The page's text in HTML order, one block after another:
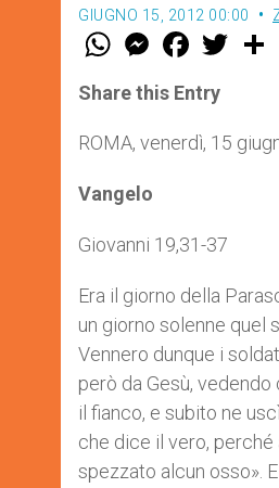
GIUGNO 15, 2012 00:00
W
t
s
p
p
M
e
s
e
g
e
F
a
e
b
o
k
w
r
Share this Entry
ROMA, venerdì, 15
Vangelo
Giovanni 19,31-37
Era il giorno della
un giorno solenne quel
Vennero dunque i
però da Gesù,
il fianco, e subito ne
che dice il vero,
spezzato alcun osso».